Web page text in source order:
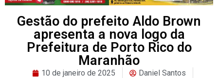
Gestão do prefeito Aldo Brown
apresenta a nova logo da
Prefeitura de Porto Rico do
Maranhão
10 de janeiro de 2025
Daniel Santos